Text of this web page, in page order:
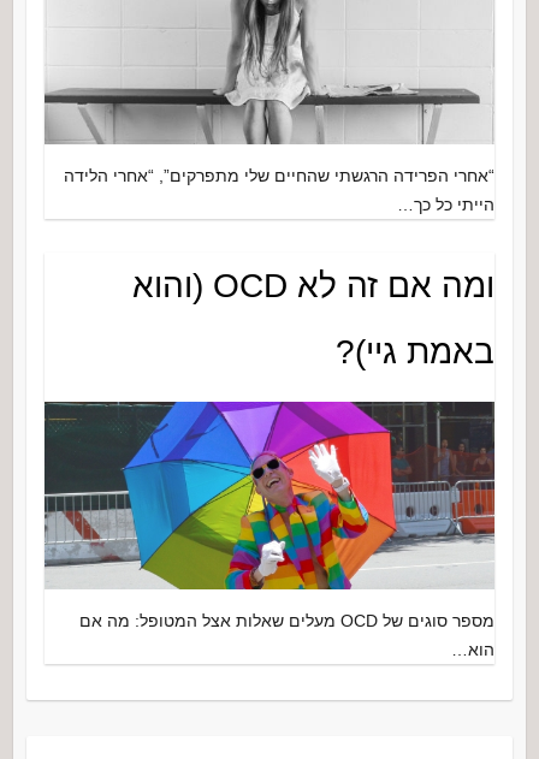
“אחרי הפרידה הרגשתי שהחיים שלי מתפרקים”, “אחרי הלידה
הייתי כל כך…
ומה אם זה לא OCD (והוא
באמת גיי)?
מספר סוגים של OCD מעלים שאלות אצל המטופל: מה אם
הוא…